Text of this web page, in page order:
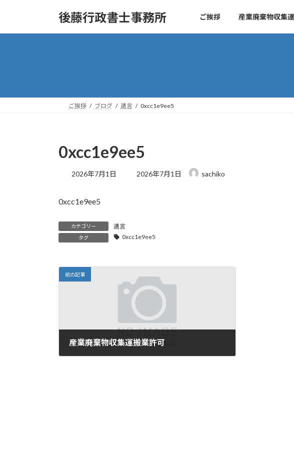
後藤行政書士事務所 ご挨拶 産業廃棄物収集
ご挨拶 ブログ 遺言 0xcc1e9ee5
0xcc1e9ee5
2026年7月1日
最
2026年7月1日 sachiko
0xcc1e9ee5
カテゴリー 遺言
タグ 0xcc1e9ee5
前の記事
産業廃棄物収集運搬業許可